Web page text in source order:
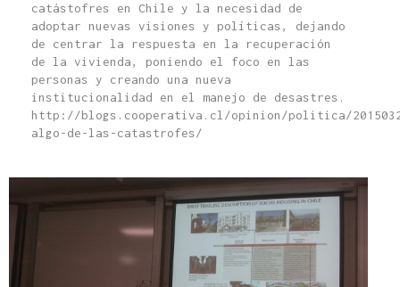
catástofres en Chile y la necesidad de
adoptar nuevas visiones y políticas, dejando
de centrar la respuesta en la recuperación
de la vivienda, poniendo el foco en las
personas y creando una nueva
institucionalidad en el manejo de desastres.
http://blogs.cooperativa.cl/opinion/politica/
algo-de-las-catastrofes/